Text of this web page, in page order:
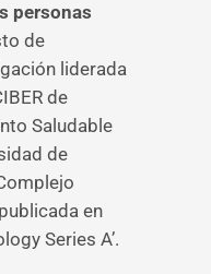
personas
de
liderada
de
Saludable
de
en
Series A’.